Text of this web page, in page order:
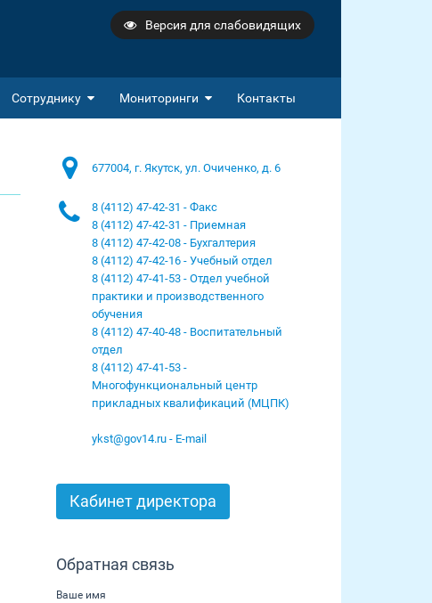
Версия для слабовидящих
Сотруднику Мониторинги Контакты
677004, г. Якутск, ул. Очиченко, д. 6
8 (4112) 47-42-31 - Факс
8 (4112) 47-42-31 - Приемная
8 (4112) 47-42-08 - Бухгалтерия
8 (4112) 47-42-16 - Учебный отдел
8 (4112) 47-41-53 - Отдел учебной
практики и производственного
обучения
8 (4112) 47-40-48 - Воспитательный
отдел
8 (4112) 47-41-53 -
Многофункциональный центр
прикладных квалификаций (МЦПК)
ykst@gov14.ru - E-mail
Кабинет директора
Обратная связь
Ваше имя